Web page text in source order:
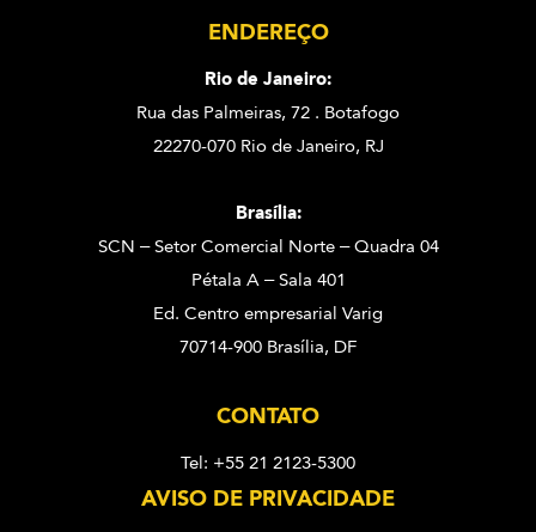
ENDEREÇO
Rio de Janeiro:
Rua das Palmeiras, 72 . Botafogo
22270-070 Rio de Janeiro, RJ
Brasília:
SCN – Setor Comercial Norte – Quadra 04
Pétala A – Sala 401
Ed. Centro empresarial Varig
70714-900 Brasília, DF
CONTATO
Tel: +55 21 2123-5300
AVISO DE PRIVACIDADE